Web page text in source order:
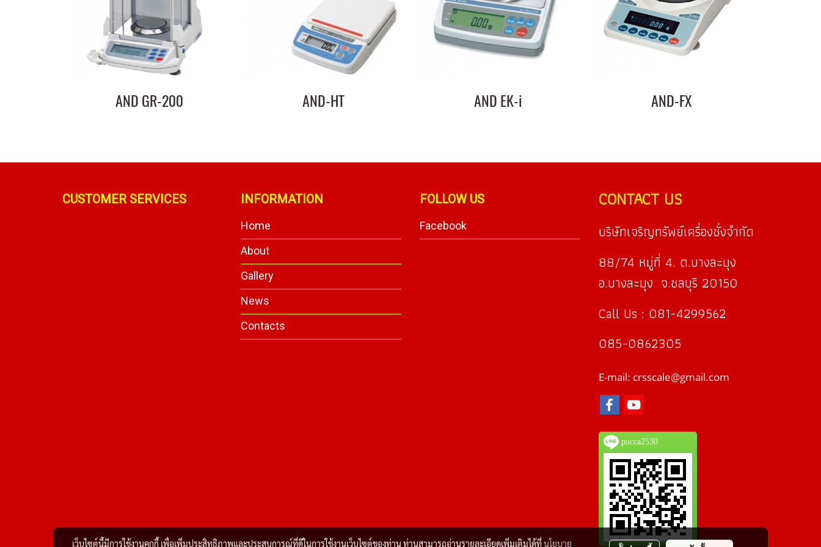
AND GR-200 AND-HT AND EK-i AND-FX
CUSTOMER SERVICES INFORMATION
Home
About
Gallery
News
Contacts
FOLLOW US
Facebook
CONTACT US
บริษัทเจริญทรัพย์เครื่องชั่งจำกัด
88/74 หมู่ที่ 4. ต.บางละมุง
อ.บางละมุง จ.ชลบุรี 20150
Call Us : 081-4299562
085-0862305
E-mail: crsscale@gmail.com
pucca2530
เว็บไซต์นี้มีการใช้งานคุกกี้ เพื่อเพิ่มประสิทธิภาพและประสบการณ์ที่ดีในการใช้งานเว็บไซต์ของท่าน ท่านสามารถอ่านรายละเอียดเพิ่มเติมได้ที่นโยบาย